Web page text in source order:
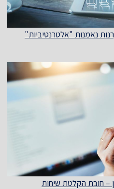
נאמנות "אלטרנטיביות"